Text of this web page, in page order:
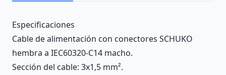
Description
Especificaciones
Cable de alimentación con conectores SCHUKO
hembra a IEC60320-C14 macho.
Sección del cable: 3x1,5 mm².